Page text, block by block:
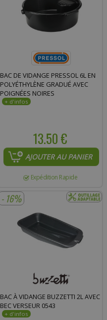
BAC DE VIDANGE PRESSOL 6L EN
POLYÉTHYLÈNE GRADUÉ AVEC
POIGNÉES NOIRES
13.50 €
AJOUTER AU PANIER
Expédition Rapide
- 16%
BAC À VIDANGE BUZZETTI 2L AVEC
BEC VERSEUR 0543